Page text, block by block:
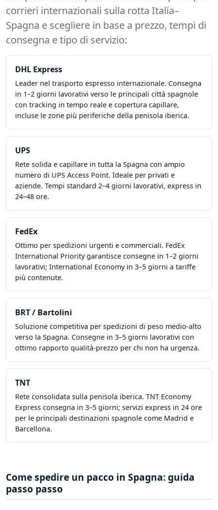
corrieri internazionali sulla rotta Italia–
Spagna e scegliere in base a prezzo, tempi di
consegna e tipo di servizio:
DHL Express
Leader nel trasporto espresso internazionale. Consegna
in 1–2 giorni lavorativi verso le principali città spagnole
con tracking in tempo reale e copertura capillare,
incluse le zone più periferiche della penisola iberica.
UPS
Rete solida e capillare in tutta la Spagna con ampio
numero di UPS Access Point. Ideale per privati e
aziende. Tempi standard 2–4 giorni lavorativi, express in
24–48 ore.
FedEx
Ottimo per spedizioni urgenti e commerciali. FedEx
International Priority garantisce consegne in 1–2 giorni
lavorativi; International Economy in 3–5 giorni a tariffe
più contenute.
BRT / Bartolini
Soluzione competitiva per spedizioni di peso medio-alto
verso la Spagna. Consegne in 3–5 giorni lavorativi con
ottimo rapporto qualità-prezzo per chi non ha urgenza.
TNT
Rete consolidata sulla penisola iberica. TNT Economy
Express consegna in 3–5 giorni; servizi express in 24 ore
per le principali destinazioni spagnole come Madrid e
Barcellona.
Come spedire un pacco in Spagna: guida
passo passo